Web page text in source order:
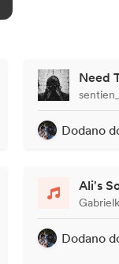
Need
sentien_
Dodano
Ali's
Dodano